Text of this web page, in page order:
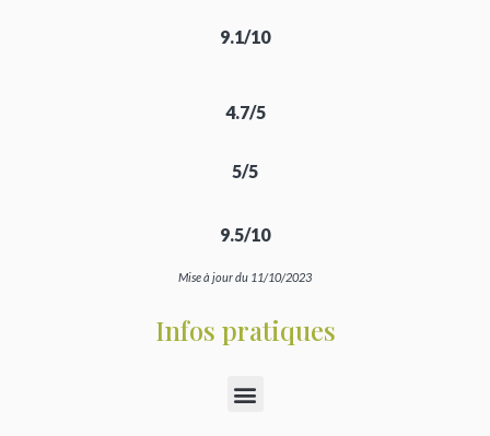
9.1/10
4.7/5
5/5
9.5/10
Mise à jour du 11/10/2023
Infos pratiques